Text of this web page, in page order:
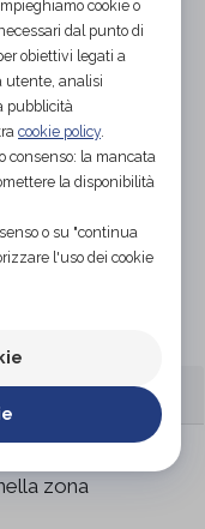
produttore:
e plantari»
zona
cookie o
dal punto di
obiettivi legati a
utente, analisi
pubblicità
cookie policy.
consenso: la mancata
la disponibilità
o su "continua
l'uso dei cookie